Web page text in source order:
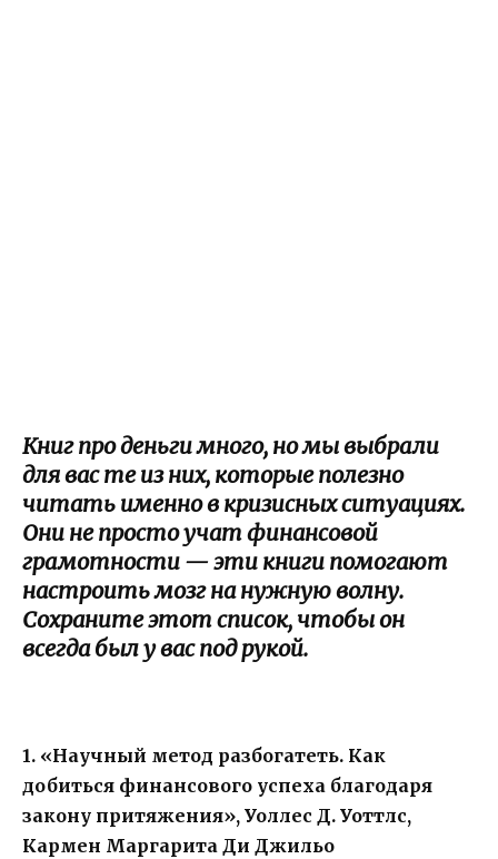
Книг про деньги много, но мы выбрали
для вас те из них, которые полезно
читать именно в кризисных ситуациях.
Они не просто учат финансовой
грамотности — эти книги помогают
настроить мозг на нужную волну.
Сохраните этот список, чтобы он
всегда был у вас под рукой.
1. «Научный метод разбогатеть. Как
добиться финансового успеха благодаря
закону притяжения», Уоллес Д. Уоттлс,
Кармен Маргарита Ди Джильо